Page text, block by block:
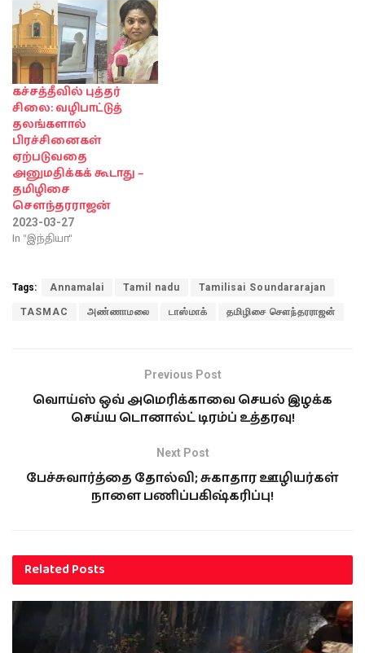
கச்சத்தீவில் புத்தர்
சிலை: வழிபாட்டுத்
தலங்களால்
பிரச்சினைகள்
ஏற்படுவதை
அனுமதிக்கக் கூடாது –
தமிழிசை
சௌந்தரராஜன்
2023-03-27
In "இந்தியா"
Tags: Annamalai Tamil nadu Tamilisai Soundararajan
TASMAC அண்ணாமலை டாஸ்மாக் தமிழிசை சௌந்தரராஜன்
Previous Post
வொய்ஸ் ஒவ் அமெரிக்காவை செயல் இழக்க
செய்ய டொனால்ட் டிரம்ப் உத்தரவு!
Next Post
பேச்சுவார்த்தை தோல்வி; சுகாதார ஊழியர்கள்
நாளை பணிப்பகிஷ்கரிப்பு!
RelatedPosts